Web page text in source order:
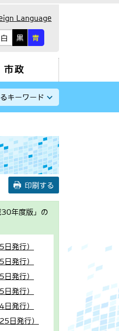
Language
白 黒 青
市政
キーワード
印刷する
年度版」の
発行）
発行）
発行）
発行）
発行）
日発行）